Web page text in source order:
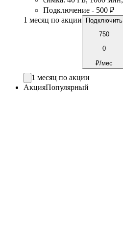
Подключение - 500 ₽
1 месяц по акции
Подключить
750
0
₽/мес
1 месяц по акции
АкцияПопулярный